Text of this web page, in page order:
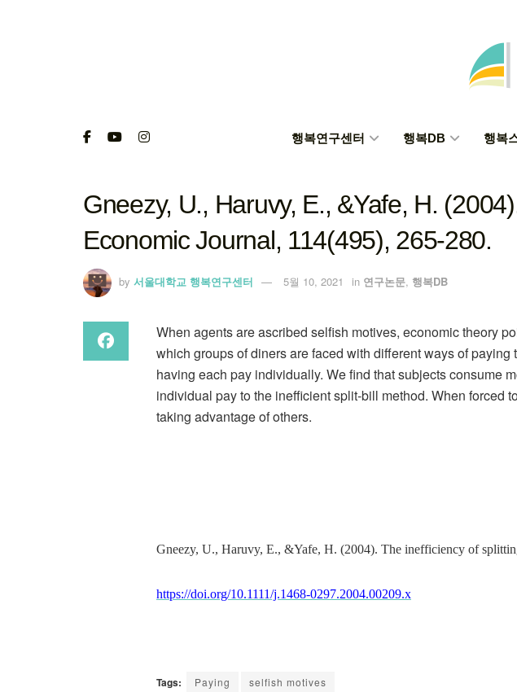
행복연구센터 행복DB 행복
Gneezy, U., Haruvy, E., &Yafe, H.
Economic Journal, 114(495), 265-280.
by 서울대학교 행복연구센터 5월 10, 2021 in 연구논문, 행복DB
When agents are ascribed selfish motives, economic theory
which groups of diners are faced with different ways of
having each pay individually. We find that subjects consume
individual pay to the inefficient split‐bill method. When
taking advantage of others.
Gneezy, U., Haruvy, E., &Yafe, H. (2004). The inefficiency of
https://doi.org/10.1111/j.1468-0297.2004.00209.x
Tags: Paying selfish motives